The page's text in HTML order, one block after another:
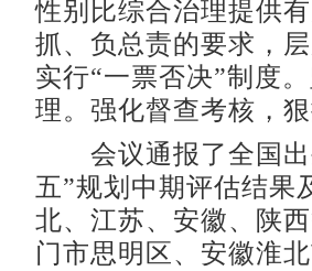
性别比综合治理提供
抓、负总责的要求，
实行“一票否决”制度
理。强化督查考核，狠
会议通报了全国出
五”规划中期评估结果
北、江苏、安徽、陕
门市思明区、安徽淮